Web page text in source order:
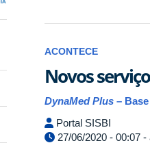
ACONTECE
Novos
DynaMed Plus –
Portal SISBI
27/06/2020 - 00:07